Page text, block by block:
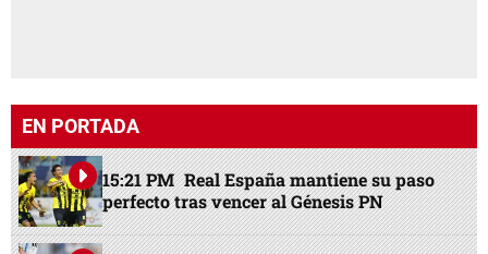
EN PORTADA
15:21 PM Real España mantiene su paso
perfecto tras vencer al Génesis PN